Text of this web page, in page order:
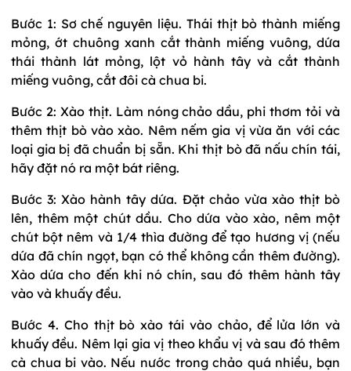
Bước 1: Sơ chế nguyên liệu. Thái thịt bò thành miếng
mỏng, ớt chuông xanh cắt thành miếng vuông, dứa
thái thành lát mỏng, lột vỏ hành tây và cắt thành
miếng vuông, cắt đôi cà chua bi.
Bước 2: Xào thịt. Làm nóng chảo dầu, phi thơm tỏi và
thêm thịt bò vào xào. Nêm nếm gia vị vừa ăn với các
loại gia bị đã chuẩn bị sẵn. Khi thịt bò đã nấu chín tái,
hãy đặt nó ra một bát riêng.
Bước 3: Xào hành tây dứa. Đặt chảo vừa xào thịt bò
lên, thêm một chút dầu. Cho dứa vào xào, nêm một
chút bột nêm và 1/4 thìa đường để tạo hương vị (nếu
dứa đã chín ngọt, bạn có thể không cần thêm đường).
Xào dứa cho đến khi nó chín, sau đó thêm hành tây
vào và khuấy đều.
Bước 4. Cho thịt bò xào tái vào chảo, để lửa lớn và
khuấy đều. Nêm lại gia vị theo khẩu vị và sau đó thêm
cà chua bi vào. Nếu nước trong chảo quá nhiều, bạn